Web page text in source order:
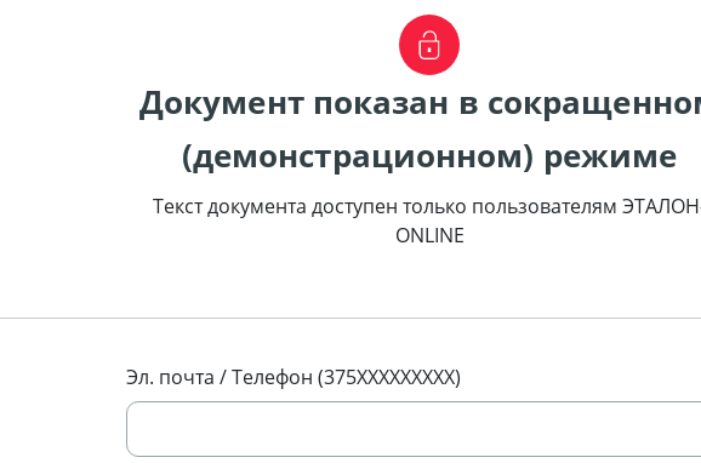
Документ показан в
(демонстрационном) режиме
Текст документа доступен только пользователям
ONLINE
Эл. почта / Телефон (375XXXXXXXXX)